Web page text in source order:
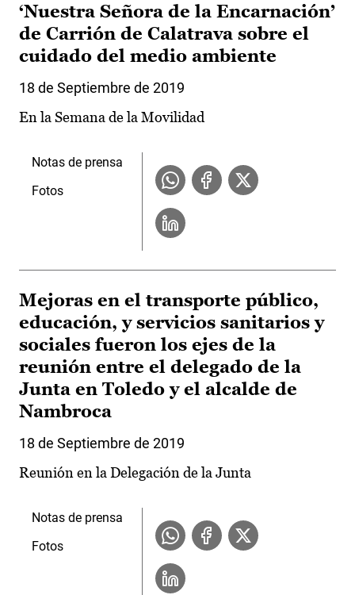
‘Nuestra Señora de la Encarnación’
de Carrión de Calatrava sobre el
cuidado del medio ambiente
18 de Septiembre de 2019
En la Semana de la Movilidad
Notas de prensa
Fotos
Mejoras en el transporte público,
educación, y servicios sanitarios y
sociales fueron los ejes de la
reunión entre el delegado de la
Junta en Toledo y el alcalde de
Nambroca
18 de Septiembre de 2019
Reunión en la Delegación de la Junta
Notas de prensa
Fotos